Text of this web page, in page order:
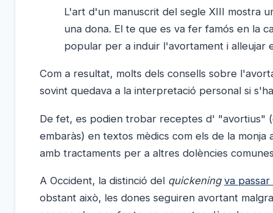
L'art d'un manuscrit del segle XIII mostra
una dona. El te que es va fer famós en la
popular per a induir l'avortament i alleujar
Com a resultat, molts dels consells sobre
sovint quedava a la interpretació personal si
De fet, es podien trobar receptes d' "avortius"
embaràs) en textos mèdics com els de la monja
amb tractaments per a altres dolències
A Occident, la distinció del quickening va
obstant això, les dones seguiren avortant